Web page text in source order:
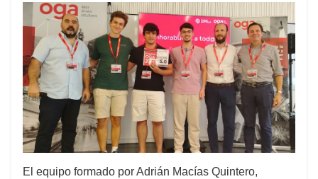
El equipo formado por Adrián Macías Quintero,